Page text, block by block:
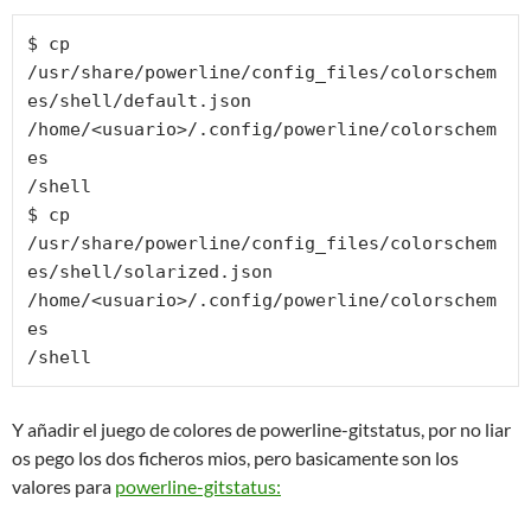
$ cp
/usr/share/powerline/config_files/colorschem
es/shell/default.json
/home/<usuario>/.config/powerline/colorschem
es
/shell
$ cp
/usr/share/powerline/config_files/colorschem
es/shell/solarized.json
/home/<usuario>/.config/powerline/colorschem
es
/shell
Y añadir el juego de colores de powerline-gitstatus, por no liar
os pego los dos ficheros mios, pero basicamente son los
valores para powerline-gitstatus: